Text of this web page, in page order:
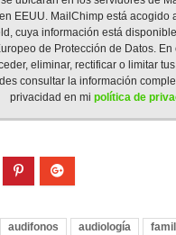
EEUU. MailChimp está acogido
cuya información está disponible
de Protección de Datos.
eliminar, rectificar o limitar
consultar la información
privacidad en mi política de
audifonos audiología